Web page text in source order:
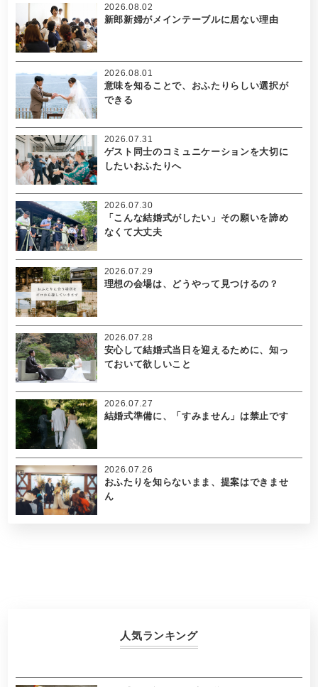
新郎新婦がメインテーブルに居ない理由
2026.08.02
意味を知ることで、おふたりらしい選択が
できる
2026.08.01
ゲスト同士のコミュニケーションを大切に
したいおふたりへ
2026.07.31
「こんな結婚式がしたい」その願いを諦め
なくて大丈夫
2026.07.30
理想の会場は、どうやって見つけるの？
2026.07.29
安心して結婚式当日を迎えるために、知っ
ておいて欲しいこと
2026.07.28
結婚式準備に、「すみません」は禁止です
2026.07.27
おふたりを知らないまま、提案はできませ
ん
2026.07.26
人気ランキング